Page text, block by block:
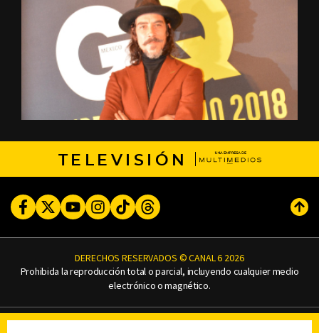
TELEVISIÓN
FacebookTwitterYoutubeInstagram
TikTokThreads
DERECHOS RESERVADOS © CANAL 6 2026
Prohibida la reproducción total o parcial, incluyendo cualquier medio
electrónico o magnético.